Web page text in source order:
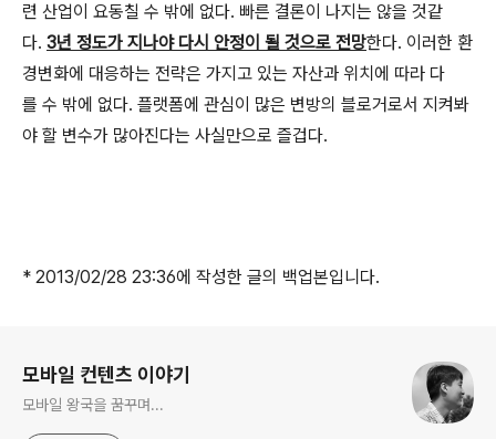
련 산업이 요동칠 수 밖에 없다. 빠른 결론이 나지는 않을 것같
다. 3년 정도가 지나야 다시 안정이 될 것으로 전망한다. 이러한 환
경변화에 대응하는 전략은 가지고 있는 자산과 위치에 따라 다
를 수 밖에 없다. 플랫폼에 관심이 많은 변방의 블로거로서 지켜봐
야 할 변수가 많아진다는 사실만으로 즐겁다.
* 2013/02/28 23:36에 작성한 글의 백업본입니다.
모바일 컨텐츠 이야기
모바일 왕국을 꿈꾸며...